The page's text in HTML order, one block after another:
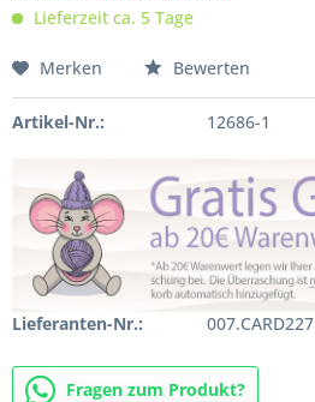
Lieferzeit ca. 5 Tage
Merken Bewerten
Artikel-Nr.: 12686-1
Lieferanten-Nr.: 007.CARD227
Fragen zum Produkt?